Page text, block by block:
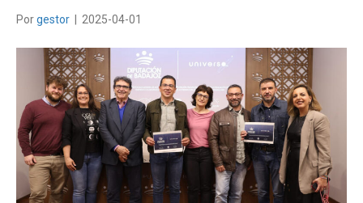
Porgestor 2025-04-01